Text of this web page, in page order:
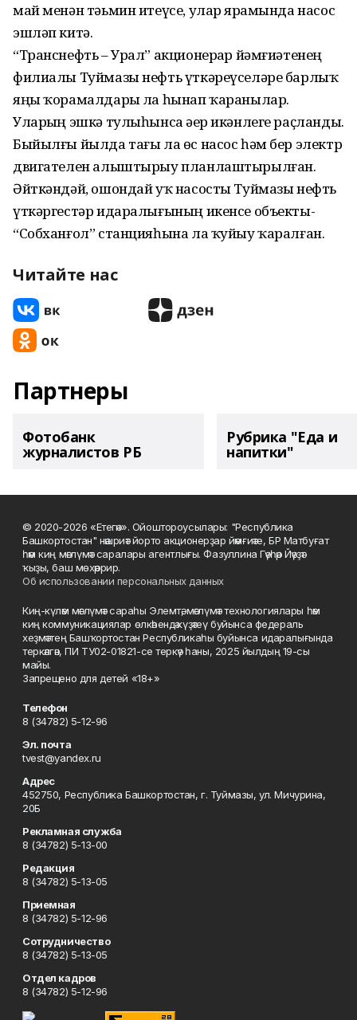
май менән тәьмин итеүсе, улар ярҙамында насос
эшләп китә.
“Транснефть – Урал” акционерҙар йәмғиәтенең
филиалы Туймазы нефть үткәреүселәре барлыҡ
яңы ҡорамалдарҙы ла һынап ҡаранылар.
Уларҙың эшкә тулыһынса әҙер икәнлеге раҫланды.
Быйылғы йылда тағы ла өс насос һәм бер электр
двигателен алыштырыу планлаштырылған.
Әйткәндәй, ошондай уҡ насосты Туймазы нефть
үткәргестәр идаралығының икенсе объекты-
“Собханғол” станцияһына ла ҡуйыу ҡаралған.
Читайте нас
Партнеры
Фотобанк
журналистов РБ
Рубрика "Еда и
напитки"
© 2020-2026 «Етегән». Ойоштороусылары: "Республика
Башкортостан" нәшриәт йорто акционерҙар йәмғиәте, БР Матбуғат
һәм киң мәғлүмәт саралары агентлығы. Фазуллина Гәүһәр Йәүҙәт
ҡыҙы, баш мөхәррир.
Об использовании персональных данных
Киң-күләм мәғлүмәт сараһы Элемтә, мәғлүмәт технологиялары һәм
киң коммуникациялар өлкәһендә күҙәтеү буйынса федераль
хеҙмәттең Башҡортостан Республикаһы буйынса идаралығында
теркәлгән, ПИ ТУ02-01821-се теркәү һаны, 2025 йылдың 19-сы
майы.
Запрещено для детей «18+»
Телефон
8 (34782) 5-12-96
Эл. почта
tvest@yandex.ru
Адрес
452750, Республика Башкортостан, г. Туймазы, ул. Мичурина,
20Б
Рекламная служба
8 (34782) 5-13-00
Редакция
8 (34782) 5-13-05
Приемная
8 (34782) 5-12-96
Сотрудничество
8 (34782) 5-13-05
Отдел кадров
8 (34782) 5-12-96